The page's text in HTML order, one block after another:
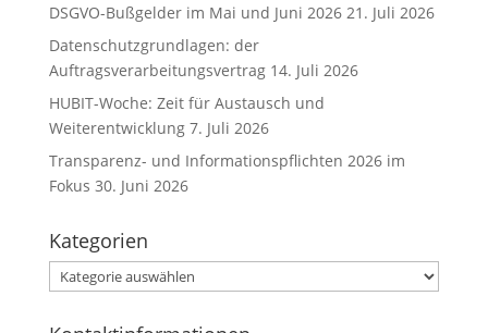
:
DSGVO-Bußgelder im Mai und Juni 2026 21. Juli 2026
Datenschutzgrundlagen: der
Auftragsverarbeitungsvertrag 14. Juli 2026
HUBIT-Woche: Zeit für Austausch und
Weiterentwicklung 7. Juli 2026
Transparenz- und Informationspflichten 2026 im
Fokus 30. Juni 2026
Kategorien
Kategorien